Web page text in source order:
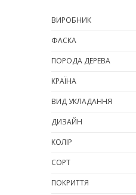
ВИРОБНИК
ФАСКА
ПОРОДА ДЕРЕВА
КРАЇНА
ВИД УКЛАДАННЯ
ДИЗАЙН
КОЛІР
СОРТ
ПОКРИТТЯ